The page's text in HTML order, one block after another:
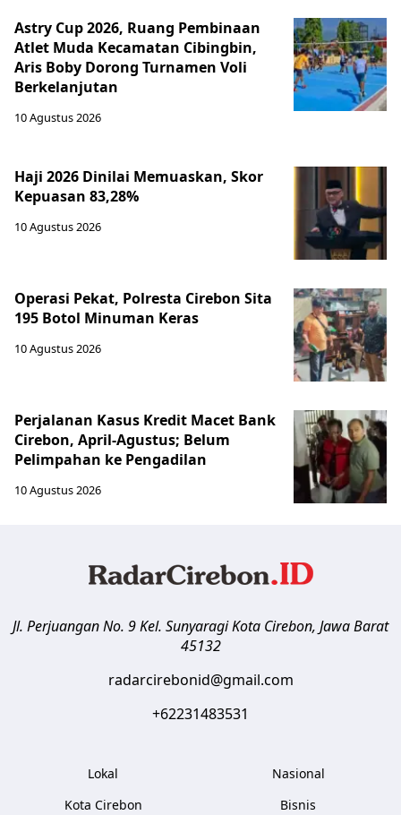
Astry Cup 2026, Ruang Pembinaan
Atlet Muda Kecamatan Cibingbin,
Aris Boby Dorong Turnamen Voli
Berkelanjutan
10 Agustus 2026
Haji 2026 Dinilai Memuaskan, Skor
Kepuasan 83,28%
10 Agustus 2026
Operasi Pekat, Polresta Cirebon Sita
195 Botol Minuman Keras
10 Agustus 2026
Perjalanan Kasus Kredit Macet Bank
Cirebon, April-Agustus; Belum
Pelimpahan ke Pengadilan
10 Agustus 2026
Jl. Perjuangan No. 9 Kel. SunyaragiKota Cirebon, Jawa Barat
45132
radarcirebonid@gmail.com
+62231483531
Lokal
Kota Cirebon
Nasional
Bisnis